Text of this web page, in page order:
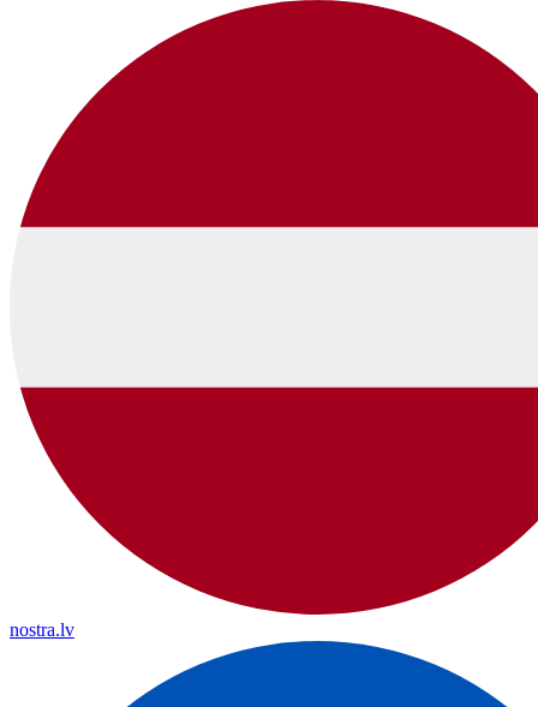
nostra.lv